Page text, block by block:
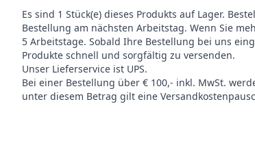
Es sind 1 Stück(e) dieses Produkts auf Lager.
Bestellung am nächsten Arbeitstag. Wenn Sie
5 Arbeitstage. Sobald Ihre Bestellung bei uns
Produkte schnell und sorgfältig zu versenden.
Unser Lieferservice ist UPS.
Bei einer Bestellung über € 100,- inkl. MwSt.
unter diesem Betrag gilt eine